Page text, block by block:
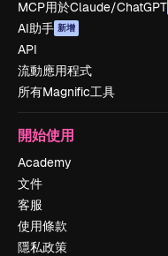
MCP用於Claude/ChatGPT
AI助手 新增
API
流動應用程式
所有Magnific工具
開始使用
Academy
文件
客服
使用條款
隱私政策